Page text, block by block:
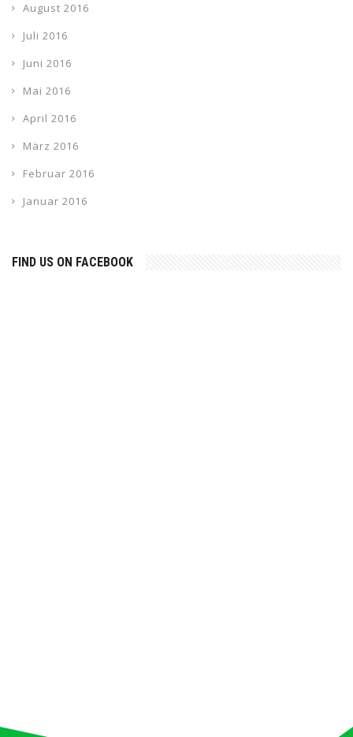
August 2016
Juli 2016
Juni 2016
Mai 2016
April 2016
März 2016
Februar 2016
Januar 2016
FIND US ON FACEBOOK